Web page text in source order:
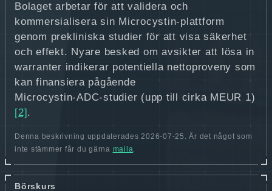
Bolaget arbetar för att validera och
kommersialisera sin Microcystin‑plattform
genom prekliniska studier för att visa säkerhet
och effekt. Nyare besked om avsikter att lösa in
warranter indikerar potentiella nettoproveny som
kan finansiera pågående
Microcystin‑ADC‑studier (upp till cirka MEUR 1)
[2] .
Denna beskrivning uppdaterades 2026-07-25. Är det något som
inte stämmer får du gärna maila.
Börskurs